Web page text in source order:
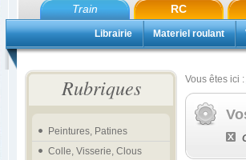
Train RC
Librairie Materiel roulant
Rubriques
Peintures, Patines
Colle, Visserie, Clous
Vous êtes ici :